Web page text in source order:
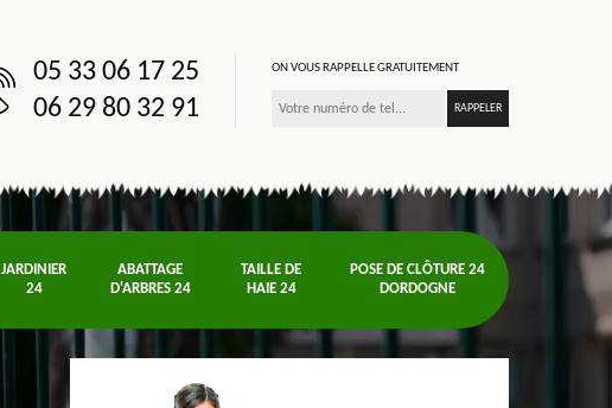
05 33 06 17 25
06 29 80 32 91
ON VOUS RAPPELLE GRATUITEMENT
JARDINIER
24
ABATTAGE
D'ARBRES 24
TAILLE DE
HAIE 24
POSE DE CLÔTURE 24
DORDOGNE